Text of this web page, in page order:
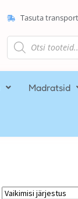
Tasuta
Madratsid